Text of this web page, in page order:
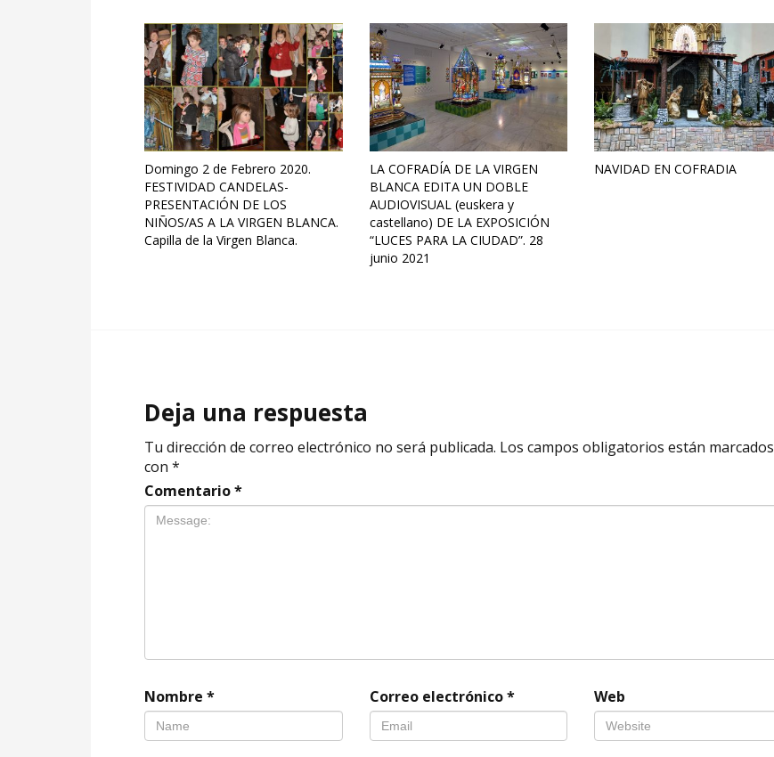
Domingo 2 de Febrero 2020.
FESTIVIDAD CANDELAS-
PRESENTACIÓN DE LOS
NIÑOS/AS A LA VIRGEN BLANCA.
Capilla de la Virgen Blanca.
LA COFRADÍA DE LA VIRGEN
BLANCA EDITA UN DOBLE
AUDIOVISUAL (euskera y
castellano) DE LA EXPOSICIÓN
“LUCES PARA LA CIUDAD”. 28
junio 2021
NAVIDAD EN COFRADIA
Deja una respuesta
Tu dirección de correo electrónico no será publicada. Los campos obligatorios están marcados
con *
Comentario*
Nombre * Correo electrónico* Web